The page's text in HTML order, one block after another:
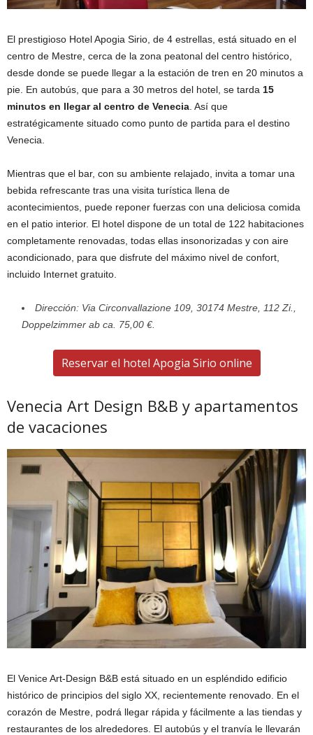
El prestigioso Hotel Apogia Sirio, de 4 estrellas, está situado en el
centro de Mestre, cerca de la zona peatonal del centro histórico,
desde donde se puede llegar a la estación de tren en 20 minutos a
pie. En autobús, que para a 30 metros del hotel, se tarda 15
minutos en llegar al centro de Venecia . Así que
estratégicamente situado como punto de partida para el destino
Venecia.
Mientras que el bar, con su ambiente relajado, invita a tomar una
bebida refrescante tras una visita turística llena de
acontecimientos, puede reponer fuerzas con una deliciosa comida
en el patio interior. El hotel dispone de un total de 122 habitaciones
completamente renovadas, todas ellas insonorizadas y con aire
acondicionado, para que disfrute del máximo nivel de confort,
incluido Internet gratuito.
Dirección: Via Circonvallazione 109, 30174 Mestre, 112 Zi.,
Doppelzimmer ab ca. 75,00 €.
Reservar el hotel Apogia Sirio online
Venecia Art Design B&B y apartamentos
de vacaciones
El Venice Art-Design B&B está situado en un espléndido edificio
histórico de principios del siglo XX, recientemente renovado. En el
corazón de Mestre, podrá llegar rápida y fácilmente a las tiendas y
restaurantes de los alrededores. El autobús y el tranvía le llevarán